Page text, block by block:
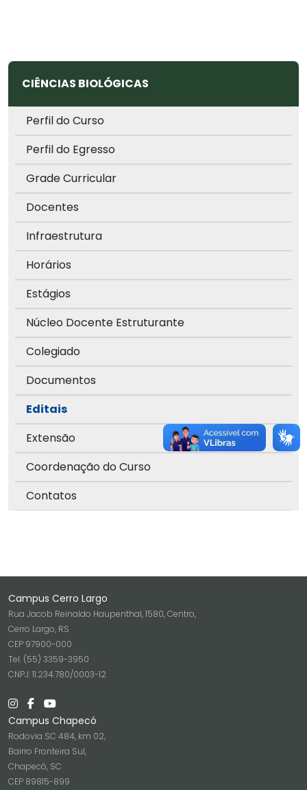
CIÊNCIAS BIOLÓGICAS
Perfil do Curso
Perfil do Egresso
Grade Curricular
Docentes
Infraestrutura
Horários
Estágios
Núcleo Docente Estruturante
Colegiado
Documentos
Editais
Extensão
Coordenação do Curso
Contatos
Campus Cerro Largo
Rua Jacob Reinaldo Haupenthal, 1580, Centro,
Cerro Largo, RS
CEP 97900-000
Tel. (55) 3359-3950
CNPJ: 11.234.780/0003-12
Campus Chapecó
Rodovia SC 484, km 02,
Bairro Fronteira Sul,
Chapecó, SC
CEP 89815-899